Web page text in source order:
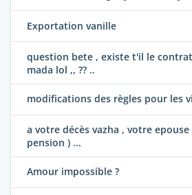
Exportation vanille
question bete , existe t'il le
mada lol ,, ?? ..
modifications des règles pour les
a votre décès vazha , votre
pension ) ...
Amour impossible ?